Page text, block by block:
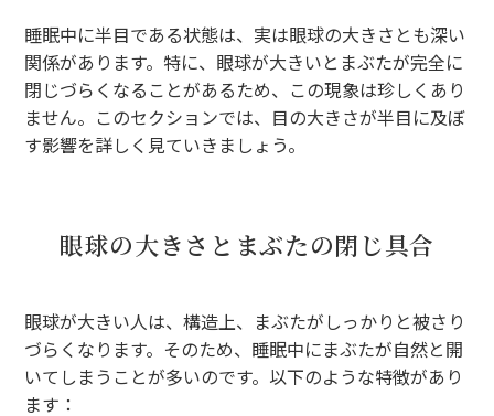
睡眠中に半目である状態は、実は眼球の大きさとも深い
関係があります。特に、眼球が大きいとまぶたが完全に
閉じづらくなることがあるため、この現象は珍しくあり
ません。このセクションでは、目の大きさが半目に及ぼ
す影響を詳しく見ていきましょう。
眼球の大きさとまぶたの閉じ具合
眼球が大きい人は、構造上、まぶたがしっかりと被さり
づらくなります。そのため、睡眠中にまぶたが自然と開
いてしまうことが多いのです。以下のような特徴があり
ます：